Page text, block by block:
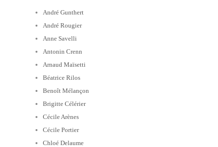
André Gunthert
André Rougier
Anne Savelli
Antonin Crenn
Arnaud Maïsetti
Béatrice Rilos
Benoît Mélançon
Brigitte Célérier
Cécile Arènes
Cécile Portier
Chloé Delaume